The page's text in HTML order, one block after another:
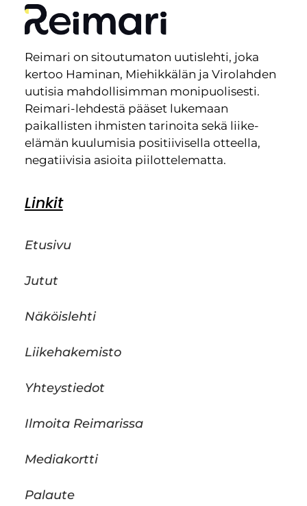
Reimari on sitoutumaton uutislehti, joka
kertoo Haminan, Miehikkälän ja Virolahden
uutisia mahdollisimman monipuolisesti.
Reimari-lehdestä pääset lukemaan
paikallisten ihmisten tarinoita sekä liike-
elämän kuulumisia positiivisella otteella,
negatiivisia asioita piilottelematta.
Linkit
Etusivu
Jutut
Näköislehti
Liikehakemisto
Yhteystiedot
Ilmoita Reimarissa
Mediakortti
Palaute